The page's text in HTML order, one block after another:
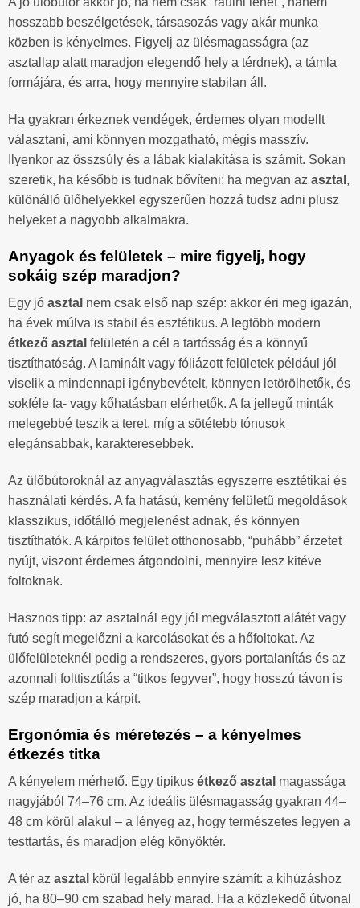
hosszabb beszélgetések, társasozás vagy akár munka
közben is kényelmes. Figyelj az ülésmagasságra (az
asztallap alatt maradjon elegendő hely a térdnek), a támla
formájára, és arra, hogy mennyire stabilan áll.
Ha gyakran érkeznek vendégek, érdemes olyan modellt
választani, ami könnyen mozgatható, mégis masszív.
Ilyenkor az összsúly és a lábak kialakítása is számít. Sokan
szeretik, ha később is tudnak bővíteni: ha megvan az asztal ,
különálló ülőhelyekkel egyszerűen hozzá tudsz adni plusz
helyeket a nagyobb alkalmakra.
Anyagok és felületek – mire figyelj, hogy
sokáig szép maradjon?
Egy jó asztal nem csak első nap szép: akkor éri meg igazán,
ha évek múlva is stabil és esztétikus. A legtöbb modern
étkező asztal felületén a cél a tartósság és a könnyű
tisztíthatóság. A laminált vagy fóliázott felületek például jól
viselik a mindennapi igénybevételt, könnyen letörölhetők, és
sokféle fa- vagy kőhatásban elérhetők. A fa jellegű minták
melegebbé teszik a teret, míg a sötétebb tónusok
elegánsabbak, karakteresebbek.
Az ülőbútoroknál az anyagválasztás egyszerre esztétikai és
használati kérdés. A fa hatású, kemény felületű megoldások
klasszikus, időtálló megjelenést adnak, és könnyen
tisztíthatók. A kárpitos felület otthonosabb, “puhább” érzetet
nyújt, viszont érdemes átgondolni, mennyire lesz kitéve
foltoknak.
Hasznos tipp: az asztalnál egy jól megválasztott alátét vagy
futó segít megelőzni a karcolásokat és a hőfoltokat. Az
ülőfelületeknél pedig a rendszeres, gyors portalanítás és az
azonnali folttisztítás a “titkos fegyver”, hogy hosszú távon is
szép maradjon a kárpit.
Ergonómia és méretezés – a kényelmes
étkezés titka
A kényelem mérhető. Egy tipikus étkező asztal magassága
nagyjából 74–76 cm. Az ideális ülésmagasság gyakran 44–
48 cm körül alakul – a lényeg az, hogy természetes legyen a
testtartás, és maradjon elég könyöktér.
A tér az asztal körül legalább ennyire számít: a kihúzáshoz
jó, ha 80–90 cm szabad hely marad. Ha a közlekedő útvonal